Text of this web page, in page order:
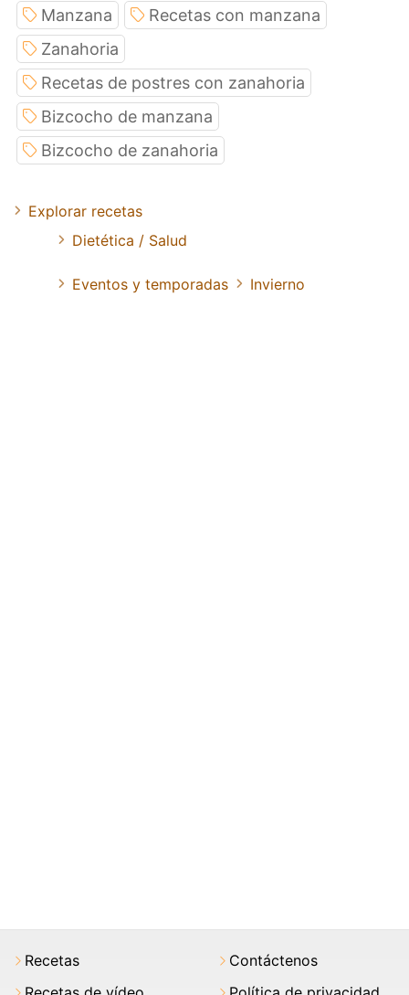
Manzana
Recetas con manzana
Zanahoria
Recetas de postres con zanahoria
Bizcocho de manzana
Bizcocho de zanahoria
Explorar recetas
Dietética / Salud
Eventos y temporadas Invierno
Recetas
Contáctenos